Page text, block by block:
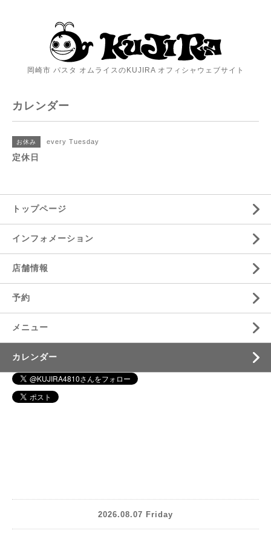
岡崎市 パスタ オムライスのKUJIRA オフィシャウェブサイト
カレンダー
お休み every Tuesday
定休日
トップページ
インフォメーション
店舗情報
予約
メニュー
カレンダー
2026.08.07 Friday